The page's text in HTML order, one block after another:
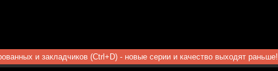
и закладчиков (Ctrl+D) - новые серии и качество выходят раньше!